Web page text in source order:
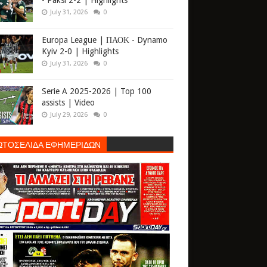
July 31, 2026 0
Europa League | ΠΑΟΚ - Dynamo
Kyiv 2-0 | Highlights
July 31, 2026 0
Serie A 2025-2026 | Top 100
assists | Video
July 29, 2026 0
ΕΦΗΜΕΡΙΔΩΝ